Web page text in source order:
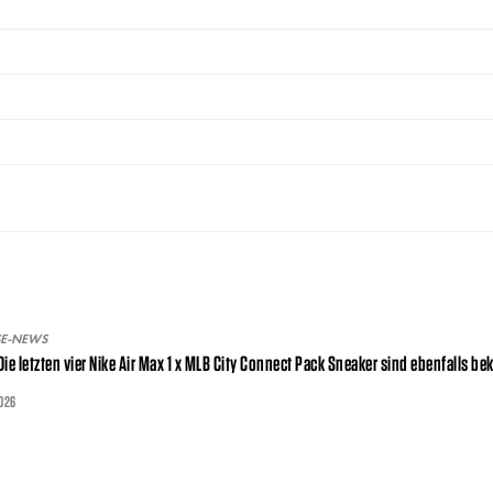
NEWS
letzten vier Nike Air Max 1 x MLB City Connect Pack Sneaker sind ebenfalls